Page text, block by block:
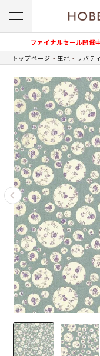
ファイナルセール開催
トップページ 生地 リバテ